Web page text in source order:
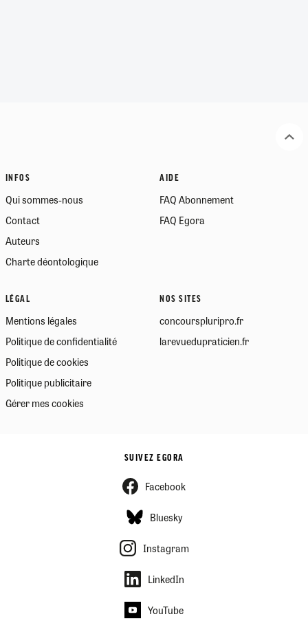
INFOS
Qui sommes-nous
Contact
Auteurs
Charte déontologique
AIDE
FAQ Abonnement
FAQ Egora
LÉGAL
Mentions légales
Politique de confidentialité
Politique de cookies
Politique publicitaire
Gérer mes cookies
NOS SITES
concourspluripro.fr
larevuedupraticien.fr
SUIVEZ EGORA
Facebook
Bluesky
Instagram
LinkedIn
YouTube